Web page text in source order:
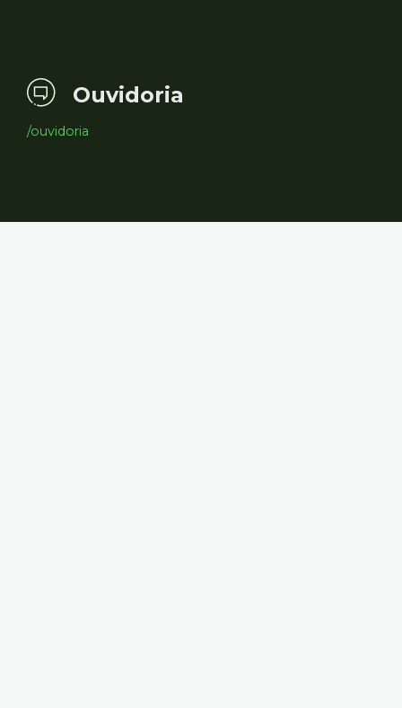
Ouvidoria
/ouvidoria